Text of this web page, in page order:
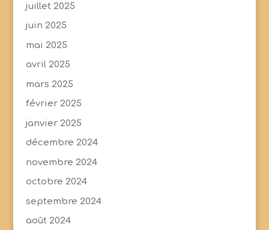
juillet 2025
juin 2025
mai 2025
avril 2025
mars 2025
février 2025
janvier 2025
décembre 2024
novembre 2024
octobre 2024
septembre 2024
août 2024